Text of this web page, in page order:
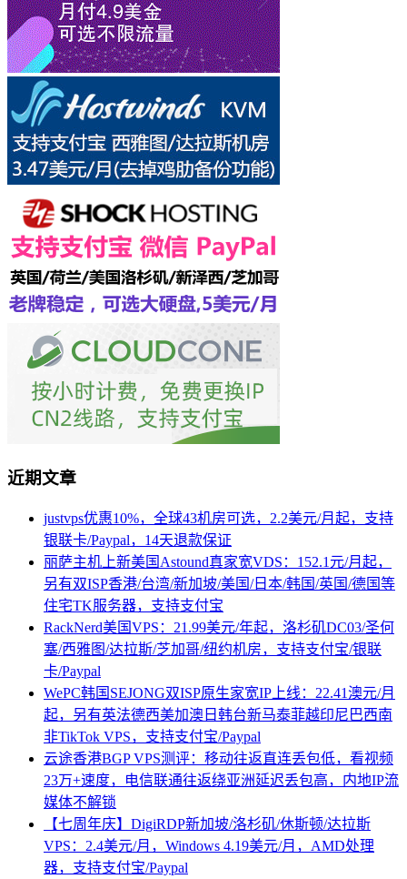
近期文章
justvps优惠10%，全球43机房可选，2.2美元/月起，支持
银联卡/Paypal，14天退款保证
丽萨主机上新美国Astound真家宽VDS：152.1元/月起，
另有双ISP香港/台湾/新加坡/美国/日本/韩国/英国/德国等
住宅TK服务器，支持支付宝
RackNerd美国VPS：21.99美元/年起，洛杉矶DC03/圣何
塞/西雅图/达拉斯/芝加哥/纽约机房，支持支付宝/银联
卡/Paypal
WePC韩国SEJONG双ISP原生家宽IP上线：22.41澳元/月
起，另有英法德西美加澳日韩台新马泰菲越印尼巴西南
非TikTok VPS，支持支付宝/Paypal
云途香港BGP VPS测评：移动往返直连丢包低，看视频
23万+速度，电信联通往返绕亚洲延迟丢包高，内地IP流
媒体不解锁
【七周年庆】DigiRDP新加坡/洛杉矶/休斯顿/达拉斯
VPS：2.4美元/月，Windows 4.19美元/月，AMD处理
器，支持支付宝/Paypal